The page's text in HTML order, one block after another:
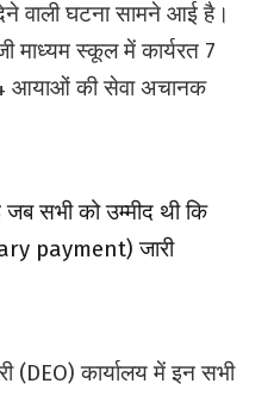
वाली घटना सामने आई है।
माध्यम स्कूल में कार्यरत 7
4 आयाओं की सेवा अचानक
सभी को उम्मीद थी कि
payment) जारी
(DEO) कार्यालय में इन सभी